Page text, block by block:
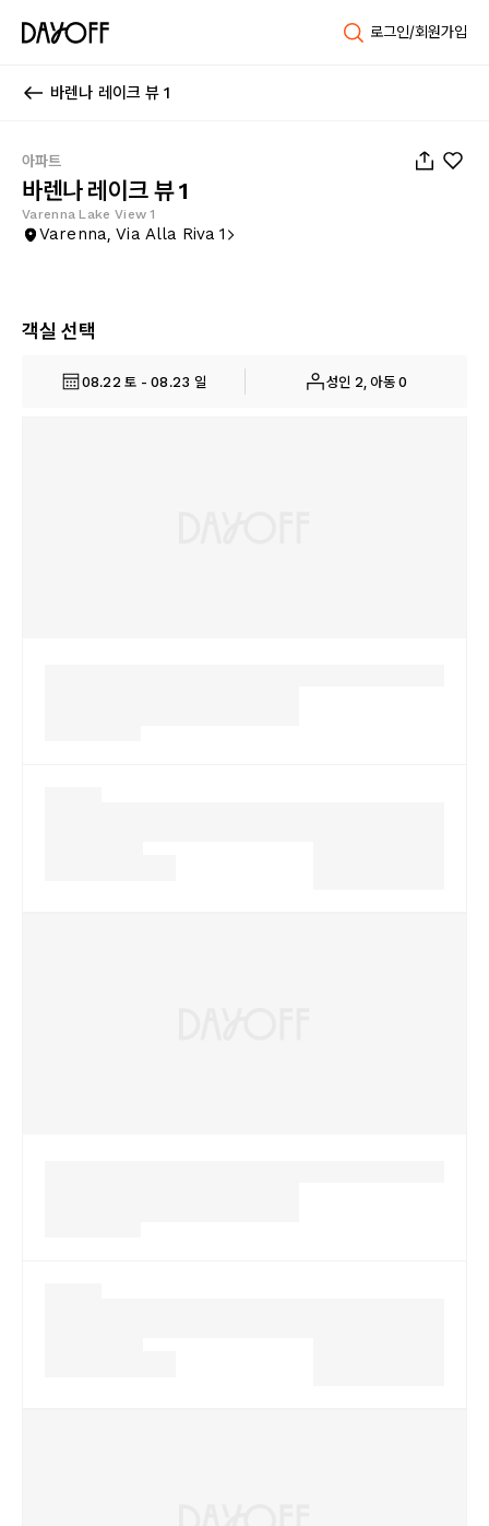
로그인/회원가입
바렌나 레이크 뷰 1
아파트
바렌나 레이크 뷰 1
Varenna Lake View 1
Varenna, Via Alla Riva 1
객실 선택
08.22 토 - 08.23 일 성인 2, 아동 0